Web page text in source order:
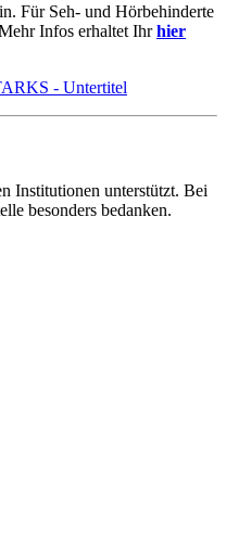
Für Seh- und Hörbehinderte
Infos erhaltet Ihrhier
Institutionen unterstützt. Bei
besonders bedanken.